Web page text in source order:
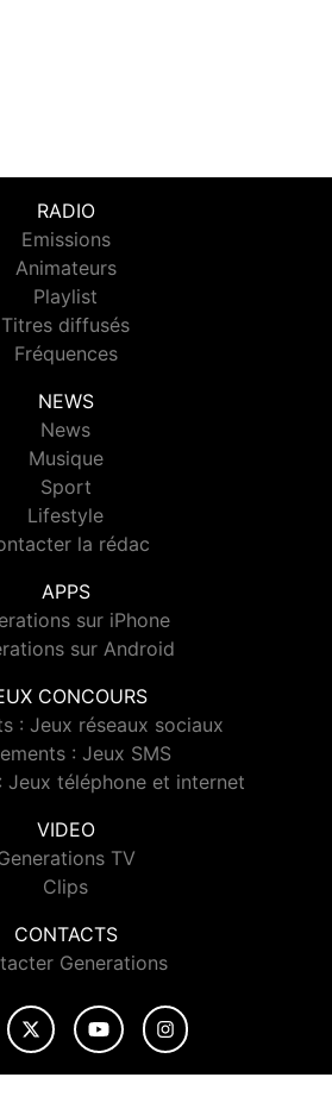
RADIO
Emissions
Animateurs
Playlist
Titres diffusés
Fréquences
NEWS
News
Musique
Sport
Lifestyle
la rédac
APPS
sur iPhone
sur Android
CONCOURS
: Jeux réseaux sociaux
: Jeux SMS
Jeux téléphone et internet
VIDEO
TV
Clips
CONTACTS
Generations